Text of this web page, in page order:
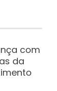
com
da